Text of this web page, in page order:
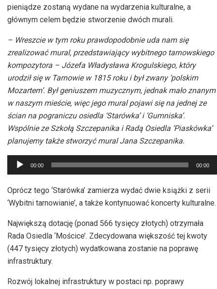
pieniądze zostaną wydane na wydarzenia kulturalne, a
głównym celem będzie stworzenie dwóch murali.
– Wreszcie w tym roku prawdopodobnie uda nam się
zrealizować mural, przedstawiający wybitnego tarnowskiego
kompozytora – Józefa Władysława Krogulskiego, który
urodził się w Tarnowie w 1815 roku i był zwany ‘polskim
Mozartem’. Był geniuszem muzycznym, jednak mało znanym
w naszym mieście, więc jego mural pojawi się na jednej ze
ścian na pograniczu osiedla ‘Starówka’ i ‘Gumniska’.
Wspólnie ze Szkołą Szczepanika i Radą Osiedla ‘Piaskówka’
planujemy także stworzyć mural Jana Szczepanika.
Odtwarzacz
plików
dźwiękowych
00:00 00:00
Oprócz tego ‘Starówka’ zamierza wydać dwie książki z serii
‘Wybitni tarnowianie’, a także kontynuować koncerty kulturalne.
Największą dotację (ponad 566 tysięcy złotych) otrzymała
Rada Osiedla ‘Mościce’. Zdecydowana większość tej kwoty
(447 tysięcy złotych) wydatkowana zostanie na poprawę
infrastruktury.
Rozwój lokalnej infrastruktury w postaci np. poprawy